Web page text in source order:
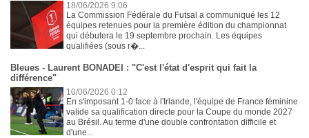
18/06/2026 9:06
La Commission Fédérale du Futsal a communiqué les 12
équipes retenues pour la première édition du championnat
qui débutera le 19 septembre prochain. Les équipes
qualifiées (sous r�...
Bleues - Laurent BONADEI : "C'est l'état d'esprit qui fait la
différence"
10/06/2026 0:12
En s'imposant 1-0 face à l'Irlande, l'équipe de France féminine
valide sa qualification directe pour la Coupe du monde 2027
au Brésil. Au terme d'une double confrontation difficile et
d'une...